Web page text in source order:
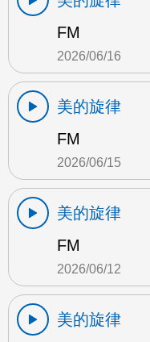
FM
2026/06/16
美的旋律
FM
2026/06/15
美的旋律
FM
2026/06/12
美的旋律